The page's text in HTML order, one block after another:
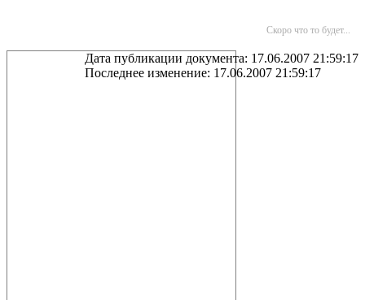
Скоро что то будет...
Дата публикации документа: 17.06.2007 21:59:17
Последнее изменение: 17.06.2007 21:59:17